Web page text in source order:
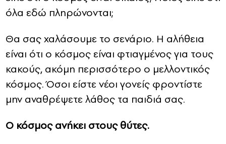
όλα εδώ πληρώνονται;
Θα σας χαλάσουμε το σενάριο. Η αλήθεια
είναι ότι ο κόσμος είναι φτιαγμένος για τους
κακούς, ακόμη περισσότερο ο μελλοντικός
κόσμος. Όσοι είστε νέοι γονείς φροντίστε
μην αναθρέψετε λάθος τα παιδιά σας.
Ο κόσμος ανήκει στους θύτες.